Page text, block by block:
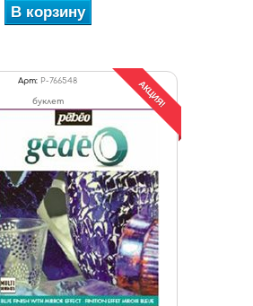
В корзину
Арт: P-766548
буклет АКЦИЯ!